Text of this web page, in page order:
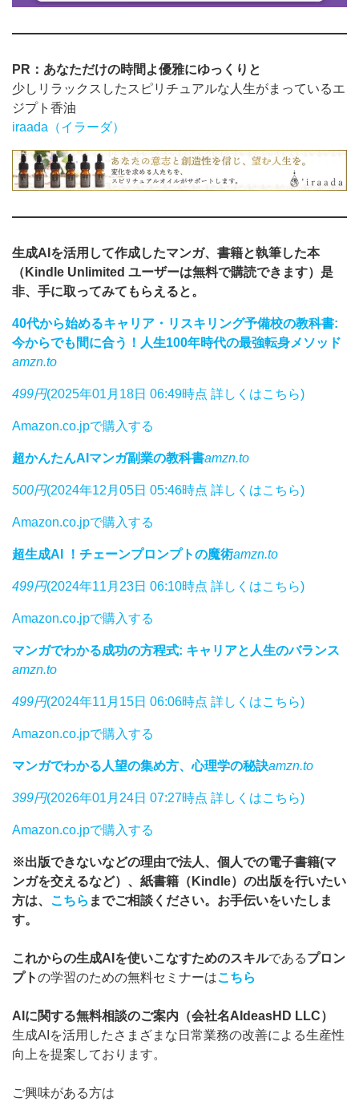
PR：あなただけの時間よ優雅にゆっくりと
少しリラックスしたスピリチュアルな人生がまっているエ
ジプト香油
iraada（イラーダ）
生成AIを活用して作成したマンガ、書籍と執筆した本
（Kindle Unlimited ユーザーは無料で購読できます）是
非、手に取ってみてもらえると。
40代から始めるキャリア・リスキリング予備校の教科書:
今からでも間に合う！人生100年時代の最強転身メソッド
amzn.to
499円(2025年01月18日 06:49時点 詳しくはこちら)
Amazon.co.jpで購入する
超かんたんAIマンガ副業の教科書amzn.to
500円(2024年12月05日 05:46時点 詳しくはこちら)
Amazon.co.jpで購入する
超生成AI ！チェーンプロンプトの魔術amzn.to
499円(2024年11月23日 06:10時点 詳しくはこちら)
Amazon.co.jpで購入する
マンガでわかる成功の方程式: キャリアと人生のバランス
amzn.to
499円(2024年11月15日 06:06時点 詳しくはこちら)
Amazon.co.jpで購入する
マンガでわかる人望の集め方、心理学の秘訣amzn.to
399円(2026年01月24日 07:27時点 詳しくはこちら)
Amazon.co.jpで購入する
※出版できないなどの理由で法人、個人での電子書籍(マ
ンガを交えるなど）、紙書籍（Kindle）の出版を行いたい
方は、 こちら までご相談ください。お手伝いをいたしま
す。
これからの生成AIを使いこなすためのスキルであるプロン
プトの学習のための無料セミナーはこちら
AIに関する無料相談のご案内（会社名AIdeasHD LLC）
生成AIを活用したさまざまな日常業務の改善による生産性
向上を提案しております。
ご興味がある方は